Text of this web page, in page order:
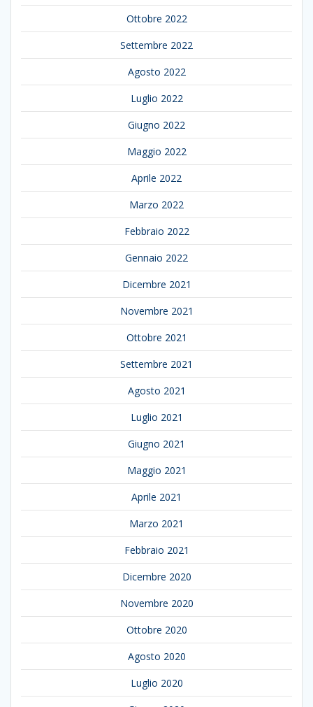
Ottobre 2022
Settembre 2022
Agosto 2022
Luglio 2022
Giugno 2022
Maggio 2022
Aprile 2022
Marzo 2022
Febbraio 2022
Gennaio 2022
Dicembre 2021
Novembre 2021
Ottobre 2021
Settembre 2021
Agosto 2021
Luglio 2021
Giugno 2021
Maggio 2021
Aprile 2021
Marzo 2021
Febbraio 2021
Dicembre 2020
Novembre 2020
Ottobre 2020
Agosto 2020
Luglio 2020